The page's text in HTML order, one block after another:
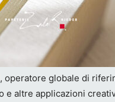
, operatore globale di
e altre applicazioni